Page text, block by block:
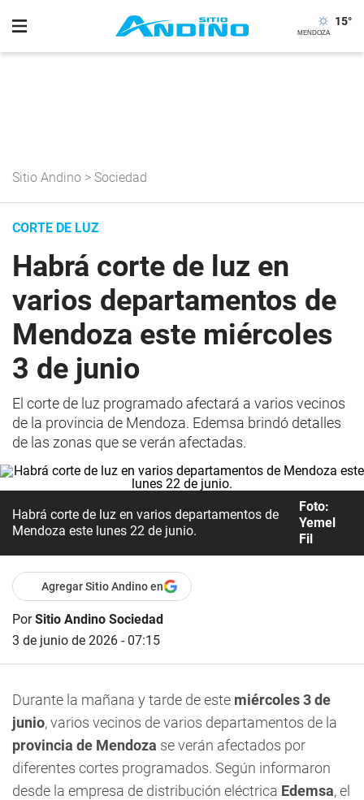
15°
Sitio Andino > Sociedad
CORTE DE LUZ
Habrá corte de luz en
varios departamentos de
Mendoza este miércoles
3 de junio
El corte de luz programado afectará a varios vecinos
de la provincia de Mendoza. Edemsa brindó detalles
de las zonas que se verán afectadas.
Habrá corte de luz en varios departamentos de
Mendoza este lunes 22 de junio.
Foto:
Yemel
Fil
Agregar Sitio Andino en
PorSitio Andino Sociedad
3 de junio de 2026 - 07:15
Durante la mañana y tarde de este miércoles 3 de
junio, varios vecinos de varios departamentos de la
provincia de Mendoza se verán afectados por
diferentes cortes programados. Según informaron
desde la empresa de distribución eléctrica Edemsa, el